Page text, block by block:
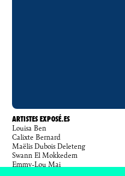
ARTISTES EXPOSÉ.ES
Louisa Ben
Calixte Bernard
Maëlis Dubois Deleteng
Swann El Mokkedem
Emmy-Lou Mai